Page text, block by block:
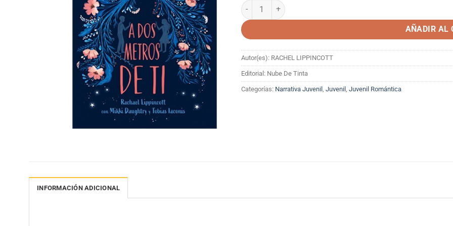
A DOS METROS DE TI cantidad
AÑADIR AL
Autor(es): RACHEL LIPPINCOTT
Editorial: Nube De Tinta
Categorías: Narrativa Juvenil Juvenil Juvenil Romántica
INFORMACIÓN ADICIONAL